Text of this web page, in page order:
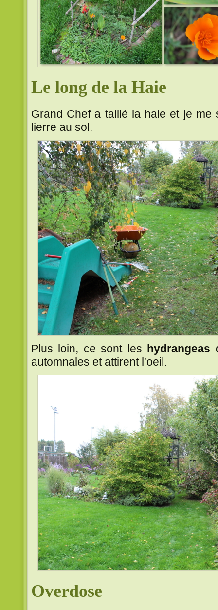
Le long de la Haie
Grand Chef a taillé la haie et je me
lierre au sol.
Plus loin, ce sont les hydrangeas
automnales et attirent l’oeil.
Overdose